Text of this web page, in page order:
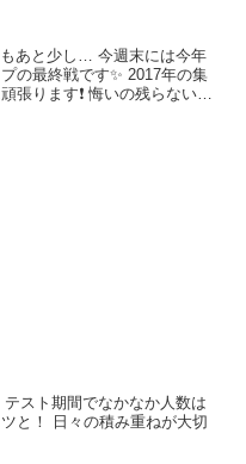
あと少し… 今週末には今年
の最終戦です✨ 2017年の集
張ります❗️ 悔いの残らないよ
スト期間でなかなか人数は
と！ 日々の積み重ねが大切